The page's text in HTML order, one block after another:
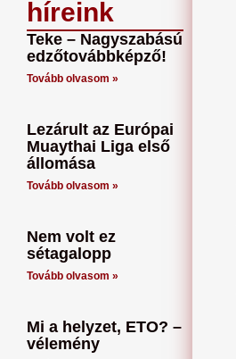
híreink
Teke – Nagyszabású
edzőtovábbképző!
Tovább olvasom »
Lezárult az Európai
Muaythai Liga első
állomása
Tovább olvasom »
Nem volt ez
sétagalopp
Tovább olvasom »
Mi a helyzet, ETO? –
vélemény